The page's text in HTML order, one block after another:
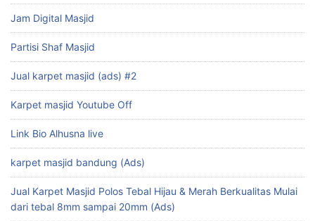
Jam Digital Masjid
Partisi Shaf Masjid
Jual karpet masjid (ads) #2
Karpet masjid Youtube Off
Link Bio Alhusna live
karpet masjid bandung (Ads)
Jual Karpet Masjid Polos Tebal Hijau & Merah Berkualitas Mulai
dari tebal 8mm sampai 20mm (Ads)